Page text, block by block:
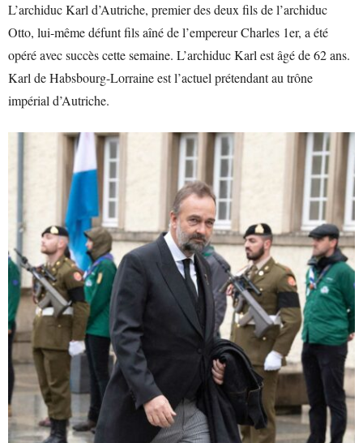
L’archiduc Karl d’Autriche, premier des deux fils de l’archiduc
Otto, lui-même défunt fils aîné de l’empereur Charles 1er, a été
opéré avec succès cette semaine. L’archiduc Karl est âgé de 62 ans.
Karl de Habsbourg-Lorraine est l’actuel prétendant au trône
impérial d’Autriche.